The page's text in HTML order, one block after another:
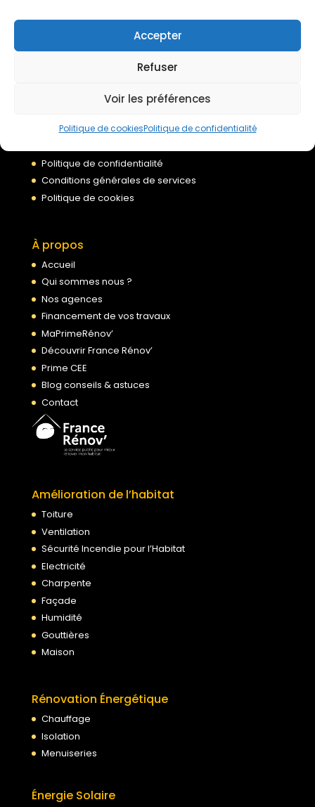
Accepter
Refuser
Voir les préférences
Politique de cookiesPolitique de confidentialité
Nous rejoindre
Politique de confidentialité
Conditions générales de services
Politique de cookies
À propos
Accueil
Qui sommes nous ?
Nos agences
Financement de vos travaux
MaPrimeRénov’
Découvrir France Rénov’
Prime CEE
Blog conseils & astuces
Contact
Amélioration de l’habitat
Toiture
Ventilation
Sécurité Incendie pour l’Habitat
Electricité
Charpente
Façade
Humidité
Gouttières
Maison
Rénovation Énergétique
Chauffage
Isolation
Menuiseries
Énergie Solaire